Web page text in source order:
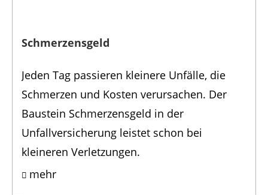
Schmerzensgeld
Jeden Tag passieren kleinere Unfälle, die
Schmerzen und Kosten verursachen. Der
Baustein Schmerzensgeld in der
Unfallversicherung leistet schon bei
kleineren Verletzungen.
mehr